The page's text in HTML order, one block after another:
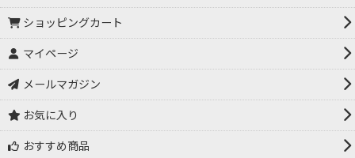
ショッピングカート
マイページ
メールマガジン
お気に入り
おすすめ商品